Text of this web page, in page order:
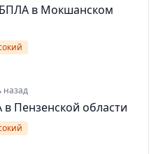
в Мокшанском
назад
Пензенской области